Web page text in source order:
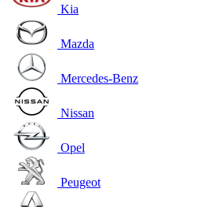
Kia
Mazda
Mercedes-Benz
Nissan
Opel
Peugeot